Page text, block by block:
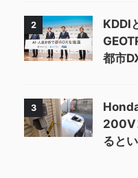
2
KDDI
都市
3
200V
ると